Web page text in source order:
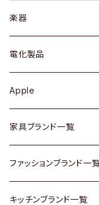
シェルフ
キュリオケース / 飾り棚
カップボード / 食器棚
チェスト
その他家具
Vintageヴィンテージ /
トップス
ワンピース
ボトムス
靴
スカーフ
腕時計
カトラリー
ケトル / ティーポット
鍋 / フライパン
Vintage / ヴィンテージ
銀製品
和物 / 作家物
dahon
楽器
ギター
ベース
その他楽器
電化製品
Apple
家具ブランド一覧
ACME Furniture / アク
ACTUS / アクタス
ファッションブランド一
agnes b / アニエス ベ
キッチンブランド一覧